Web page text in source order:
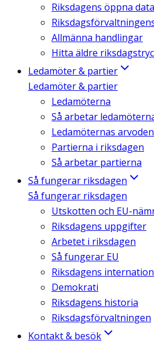
Riksdagens öppna data
Allmänna handlingar
Hitta äldre
Ledamöter & partier
Ledamöter & partier
Ledamöterna
Så arbetar
Ledamöternas
Partierna i riksdagen
Så arbetar partierna
Så fungerar riksdagen
Så fungerar riksdagen
Utskotten och EU-
Riksdagens uppgifter
Arbetet i riksdagen
Så fungerar EU
Riksdagens
Demokrati
Riksdagens historia
Riksdagsförvaltningen
Kontakt & besök